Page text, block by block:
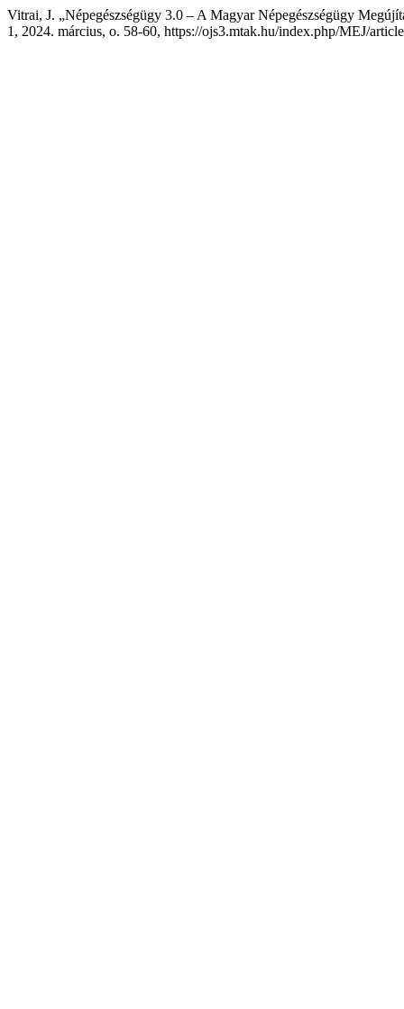
Vitrai, J. „Népegészségügy 3.0 – A Magyar Népegészségügy
1, 2024. március, o. 58-60, https://ojs3.mtak.hu/index.php/MEJ/